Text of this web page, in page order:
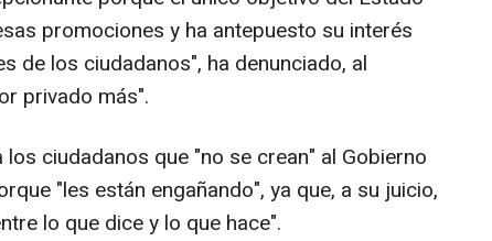
promociones y ha antepuesto su interés
de los ciudadanos", ha denunciado, al
privado más".
ciudadanos que "no se crean" al Gobierno
"les están engañando", ya que, a su juicio,
lo que dice y lo que hace".